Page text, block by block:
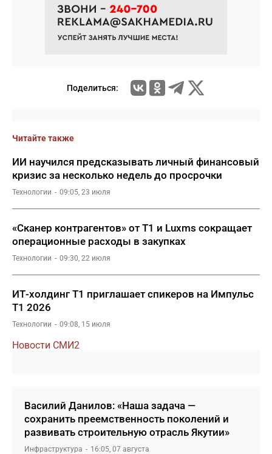
Поделиться:
Читайте также
ИИ научился предсказывать личный финансовый
кризис за несколько недель до просрочки
Технологии 09:05, 23 июля
«Сканер контрагентов» от Т1 и Luxms сокращает
операционные расходы в закупках
Технологии 09:30, 22 июля
ИТ-холдинг Т1 приглашает спикеров на Импульс
Т1 2026
Технологии 09:08, 15 июля
Новости СМИ2
Василий Данилов: «Наша задача —
сохранить преемственность поколений и
развивать строительную отрасль Якутии»
Инфраструктура 16:05, 07 августа